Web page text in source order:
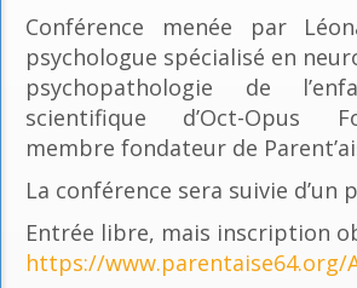
Conférence menée par
psychologue spécialisé en
psychopathologie de
scientifique d’Oct-Opus
membre fondateur de
La conférence sera suivie d’un
Entrée libre, mais inscription
https://www.parentaise64.org/